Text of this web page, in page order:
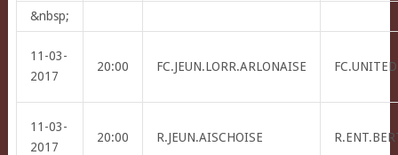
&nbsp;
11-03-
2017
20:00 FC.JEUN.LORR.ARLONAISE
11-03-
2017
20:00 R.JEUN.AISCHOISE